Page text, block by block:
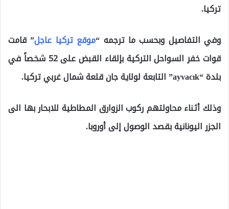
تركيا.
وفي التفاصيل وبحسب ما ترجمه “موقع تركيا عاجل” قامت
قوات خفر السواحل التركية بإلقاء القبض على 52 شخصاً في
بلدة “ayvacık” التابعة لولاية جان قلعة شمال غربي تركيا.
وذلك أثناء محاولتهم ركوب الزوارق المطاطية للابحار بها الى
الجزر اليونانية بقصد الوصول إلى أوروبا.